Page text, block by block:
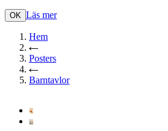
OK Läs mer
Hem
Posters
Barntavlor